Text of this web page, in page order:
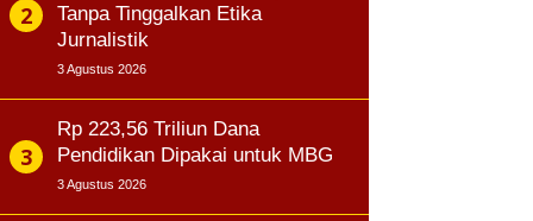
Tanpa Tinggalkan Etika
Jurnalistik
3 Agustus 2026
Rp 223,56 Triliun Dana
Pendidikan Dipakai untuk MBG
3 Agustus 2026